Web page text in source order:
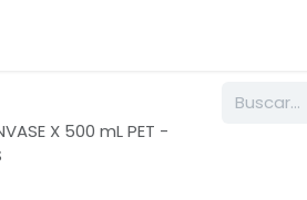
X 500 mL PET -